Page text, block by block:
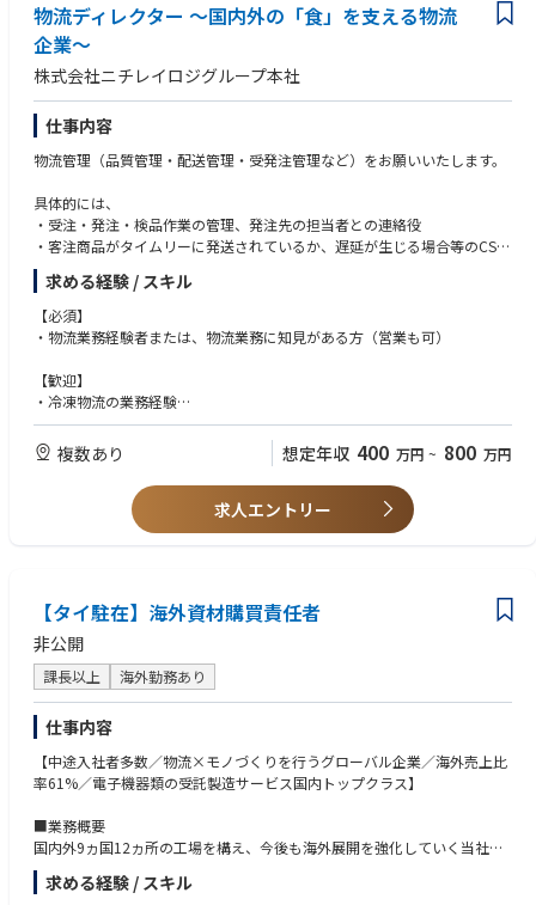
物流ディレクター ～国内外の「食」を支える物流
企業～
株式会社ニチレイロジグループ本社
仕事内容
物流管理（品質管理・配送管理・受発注管理など）をお願いいたします。
具体的には、
・受注・発注・検品作業の管理、発注先の担当者との連絡役
・客注商品がタイムリーに発送されているか、遅延が生じる場合等のCS対
応が適切になされているかのモニタリング
・商品原価を低廉にするための仕様見直し
・機能向上やお客様満足度UPに向けた各種打ち手の検討と実行 など
現場のオペレーションを見て改善するだけでなく、
物流DX事業、経営企画、事業管理部門、海外事業などご希望に応じて幅広
求める経験 / スキル
【必須】
・物流業務経験者または、物流業務に知見がある方（営業も可）
【歓迎】
・冷凍物流の業務経験
・海外での物流業務経験
【求める人物像】
・ニチレイバリューズに共感して頂ける方
・人とコミュニケーションをとることが好きな方
・物事の仕組みを作ることが好きな方
複数あり 想定年収 400 万円 ~ 800 万円
求人エントリー
【タイ駐在】海外資材購買責任者
非公開
課長以上 海外勤務あり
仕事内容
【中途入社者多数／物流×モノづくりを行うグローバル企業／海外売上比
率61%／電子機器類の受託製造サービス国内トップクラス】
■業務概要
国内外9ヵ国12ヵ所の工場を構え、今後も海外展開を強化していく当社に
おいて、海外工場（タイ）にて資材／購買責任者としてご活躍いただきま
す。求める経験 / スキル